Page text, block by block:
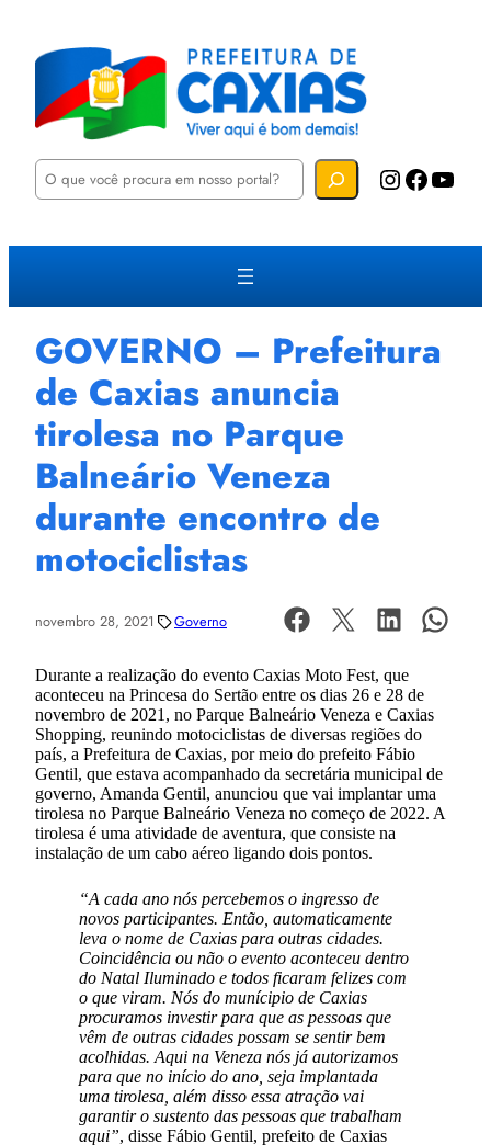
P
u
a
Instagram Facebook YouTube
GOVERNO – Prefeitura
de Caxias anuncia
tirolesa no Parque
Balneário Veneza
durante encontro de
motociclistas
novembro 28, 2021 Governo
Durante a realização do evento Caxias Moto Fest, que
aconteceu na Princesa do Sertão entre os dias 26 e 28 de
novembro de 2021, no Parque Balneário Veneza e Caxias
Shopping, reunindo motociclistas de diversas regiões do
país, a Prefeitura de Caxias, por meio do prefeito Fábio
Gentil, que estava acompanhado da secretária municipal de
governo, Amanda Gentil, anunciou que vai implantar uma
tirolesa no Parque Balneário Veneza no começo de 2022. A
tirolesa é uma atividade de aventura, que consiste na
instalação de um cabo aéreo ligando dois pontos.
“A cada ano nós percebemos o ingresso de
novos participantes. Então, automaticamente
leva o nome de Caxias para outras cidades.
Coincidência ou não o evento aconteceu dentro
do Natal Iluminado e todos ficaram felizes com
o que viram. Nós do munícipio de Caxias
procuramos investir para que as pessoas que
vêm de outras cidades possam se sentir bem
acolhidas. Aqui na Veneza nós já autorizamos
para que no início do ano, seja implantada
uma tirolesa, além disso essa atração vai
garantir o sustento das pessoas que trabalham
aqui”, disse Fábio Gentil, prefeito de Caxias